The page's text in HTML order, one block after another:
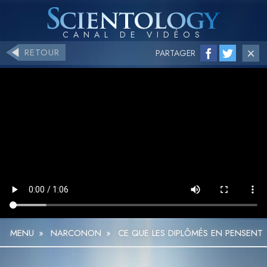
RETOUR PARTAGER
MENU » NARCONON » CE QUE LES DIPLÔMÉS EN PENSENT